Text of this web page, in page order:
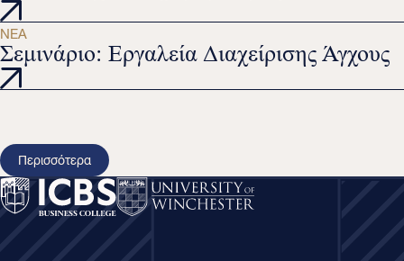
ΝΈΑ
Σεμινάριο: Εργαλεία Διαχείρισης Άγχους
Περισσότερα